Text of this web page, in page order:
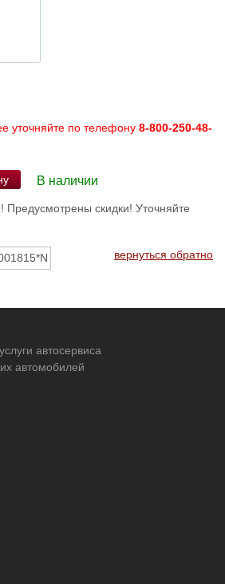
уточняйте по телефону 8-800-250-48-
В наличии
Предусмотрены скидки! Уточняйте
вернуться обратно
автосервиса
автомобилей